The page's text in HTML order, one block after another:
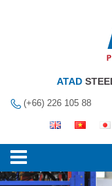
ATAD
(+66) 226 105 88